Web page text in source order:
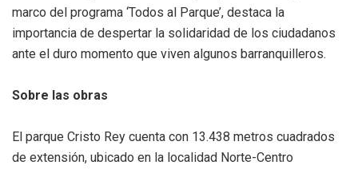
marco del programa ‘Todos al Parque’, destaca la
importancia de despertar la solidaridad de los ciudadanos
ante el duro momento que viven algunos barranquilleros.
Sobre las obras
El parque Cristo Rey cuenta con 13.438 metros cuadrados
de extensión, ubicado en la localidad Norte-Centro